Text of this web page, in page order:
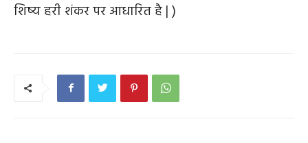
शिष्य हरी शंकर पर आधारित है | )